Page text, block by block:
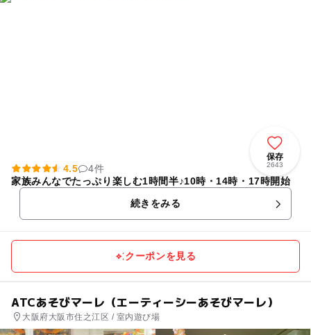
保存
2643
4.5
4件
家族みんなでたっぷり楽しむ1時間半♪10時・14時・17時開始
続きをみる
クーポンを見る
ATCあそびマーレ（エーティーシーあそびマーレ）
大阪府大阪市住之江区 / 室内遊び場